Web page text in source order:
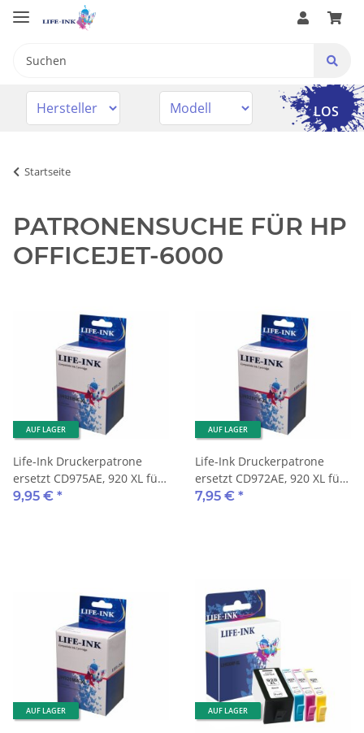
LOS
Startseite
PATRONENSUCHE FÜR HP
OFFICEJET-6000
AUF LAGER
Life-Ink Druckerpatrone
ersetzt CD975AE, 920 XL für
HP Drucker black
9,95 € *
AUF LAGER
Life-Ink Druckerpatrone
ersetzt CD972AE, 920 XL für
HP Drucker cyan
7,95 € *
AUF LAGER AUF LAGER